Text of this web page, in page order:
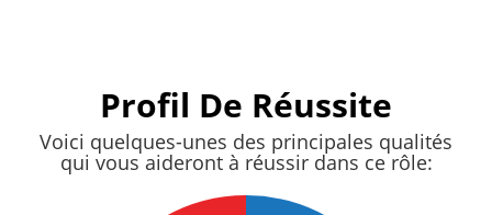
Profil De Réussite
Voici quelques-unes des principales qualités
qui vous aideront à réussir dans ce rôle: